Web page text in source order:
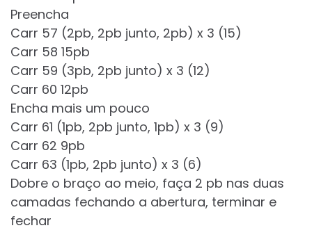
Preencha
Carr 57 (2pb, 2pb junto, 2pb) x 3 (15)
Carr 58 15pb
Carr 59 (3pb, 2pb junto) x 3 (12)
Carr 60 12pb
Encha mais um pouco
Carr 61 (1pb, 2pb junto, 1pb) x 3 (9)
Carr 62 9pb
Carr 63 (1pb, 2pb junto) x 3 (6)
Dobre o braço ao meio, faça 2 pb nas duas
camadas fechando a abertura, terminar e
fechar